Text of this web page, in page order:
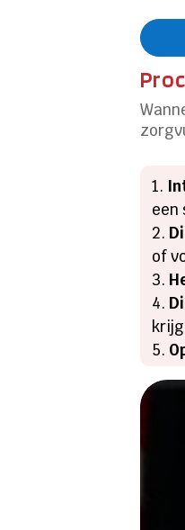
een
of